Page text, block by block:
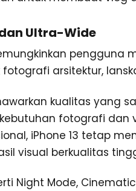
Ultra-Wide
pengguna
arsitektur,
kualitas
fotografi dan
iPhone 13 tetap
visual berkualitas
Night Mode,